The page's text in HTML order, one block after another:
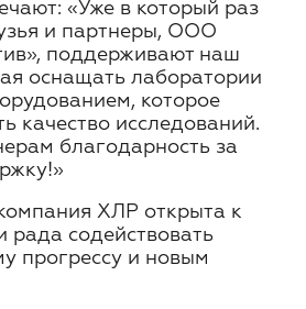
«Уже в который раз
и партнеры, ООО
поддерживают наш
оснащать лаборатории
которое
качество исследований.
благодарность за
ХЛР открыта к
рада содействовать
прогрессу и новым